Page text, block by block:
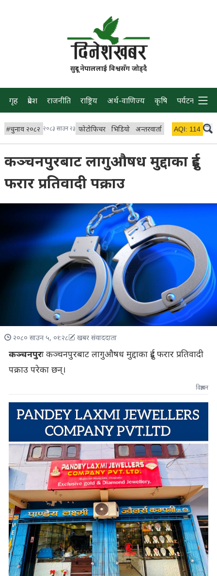
सुदूर नेपाललाई विश्वसँग जोड्दै
गृह प्रदेश राजनीति राष्ट्रिय अर्थ-वाणिज्य कृषि पर्यटन प्रवास
#चुनाव २०८२ २०८३ साउन २३ फोटोफिचर भिडियो अन्तरवार्ता विचार/ब्लग
AQI: 114
कञ्चनपुरबाट लागुऔषध मुद्दाका दुई
फरार प्रतिवादी पक्राउ
२०८० साउन ५, ०१:२८ खबर संवाददाता
कञ्चनपुरःकञ्चनपुरबाट लागुऔषध मुद्दाका दुई फरार प्रतिवादी
पक्राउ परेका छन्।
विज्ञापन